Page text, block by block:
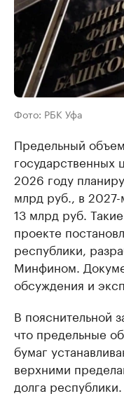
Фото: РБК Уфа
Предельный
государственных
2026 году
млрд руб., в
13 млрд руб.
проекте
республики,
Минфином.
обсуждения и
В пояснительной
что предельные
бумаг
верхними
долга республики.